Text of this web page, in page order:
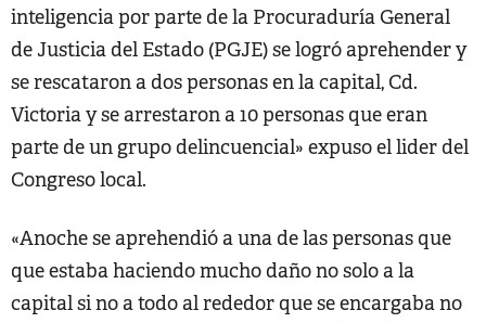
inteligencia por parte de la Procuraduría General
de Justicia del Estado (PGJE) se logró aprehender y
se rescataron a dos personas en la capital, Cd.
Victoria y se arrestaron a 10 personas que eran
parte de un grupo delincuencial» expuso el lider del
Congreso local.
«Anoche se aprehendió a una de las personas que
que estaba haciendo mucho daño no solo a la
capital si no a todo al rededor que se encargaba no